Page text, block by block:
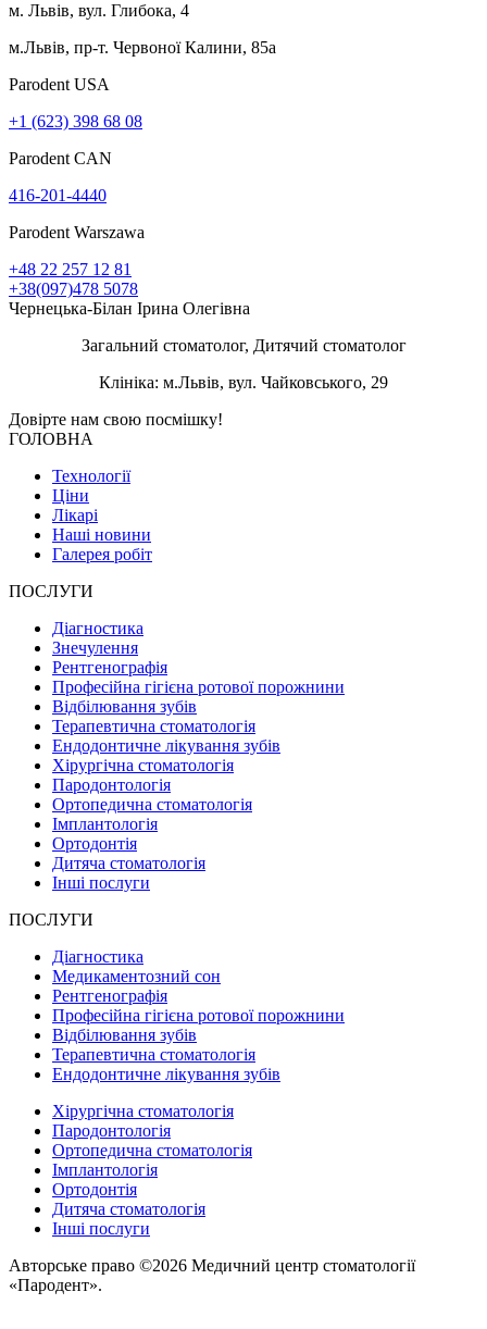
м. Львів, вул. Глибока, 4
м.Львів, пр-т. Червоної Калини, 85а
Parodent USА
+1 (623) 398 68 08
Parodent CAN
416-201-4440
Parodent Warszawa
+48 22 257 12 81
+38(097)478 5078
Чернецька-Білан Ірина Олегівна
Загальний стоматолог, Дитячий стоматолог
Клініка: м.Львів, вул. Чайковського, 29
Довірте нам свою посмішку!
ГОЛОВНА
Технології
Ціни
Лікарі
Наші новини
Галерея робіт
ПОСЛУГИ
Діагностика
Знечулення
Рентгенографія
Професійна гігієна ротової порожнини
Відбілювання зубів
Терапевтична стоматологія
Ендодонтичне лікування зубів
Хірургічна стоматологія
Пародонтологія
Ортопедична стоматологія
Імплантологія
Ортодонтія
Дитяча стоматологія
Інші послуги
ПОСЛУГИ
Діагностика
Медикаментозний сон
Рентгенографія
Професійна гігієна ротової порожнини
Відбілювання зубів
Терапевтична стоматологія
Ендодонтичне лікування зубів
Хірургічна стоматологія
Пародонтологія
Ортопедична стоматологія
Імплантологія
Ортодонтія
Дитяча стоматологія
Інші послуги
Авторське право ©2026 Медичний центр стоматології
«Пародент».